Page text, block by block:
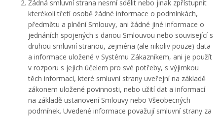
Žádná smluvní strana nesmí sdělit nebo jinak zpřístupnit
kterékoli třetí osobě žádné informace o podmínkách,
předmětu a plnění Smlouvy, ani žádné jiné informace o
jednáních spojených s danou Smlouvou nebo související s
druhou smluvní stranou, zejména (ale nikoliv pouze) data
a informace uložené v Systému Zákazníkem, ani je použít
v rozporu s jejich účelem pro své potřeby, s výjimkou
těch informací, které smluvní strany uveřejní na základě
zákonem uložené povinnosti, nebo užití dat a informací
na základě ustanovení Smlouvy nebo Všeobecných
podmínek. Uvedené informace považují smluvní strany za